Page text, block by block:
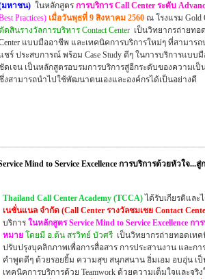
มหาชน) ในหลักสูตร การบริการ Call Center ระดับ
Practices) เมื่อวันพุธที่ 9 สิงหาคม 2560 ณ โรงแรม Gold
ดสินรางวัลการบริหาร Contact Center เป็นวิทยากรถ่ายทอด
แบบมืออาชีพ และเทคนิคการบริการใหม่ๆ ที่สามา
แชร์ ประสบการณ์ พร้อม Case Study ดีๆ ในการบริการแบ
ดเจน เป็นหลักสูตรอบรมการบริการสู่อีกระดับของความเ
งสามารถนำไปใช้พัฒนาตนเองและองค์กรได้เป็นอย่างดี
Mind to Service Excellence การบริการด้วยหัวใจ
Thailand Call Center Academy (TCCA) ได้รับเกียรติและ
เนชั่นแนล จำกัด (Call Center รางวัลชมเชย Contact
บริการ ในหลักสูตร Service Mind to Service Excellence
หมาย โดยมี อ.ต้น สรวิทย์ บัวศรี เป็นวิทยากรถ่ายทอดเท
ปรับปรุงบุคลิกภาพเพื่อการสื่อสาร การประสานงาน และก
คำพูดดีๆ ด้วยรอยยิ้ม ความสุข สนุกสนาน อิ่มเอม อบอุ่น เ
เทคนิคการบริการด้วย Teamwork ด้วยความเต็มใจและจ